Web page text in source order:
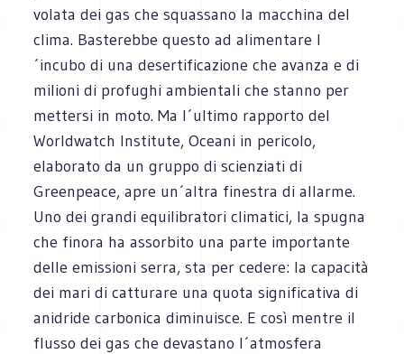
volata dei gas che squassano la macchina del
clima. Basterebbe questo ad alimentare l
´incubo di una desertificazione che avanza e di
milioni di profughi ambientali che stanno per
mettersi in moto. Ma l´ultimo rapporto del
Worldwatch Institute, Oceani in pericolo,
elaborato da un gruppo di scienziati di
Greenpeace, apre un´altra finestra di allarme.
Uno dei grandi equilibratori climatici, la spugna
che finora ha assorbito una parte importante
delle emissioni serra, sta per cedere: la capacità
dei mari di catturare una quota significativa di
anidride carbonica diminuisce. E così mentre il
flusso dei gas che devastano l´atmosfera